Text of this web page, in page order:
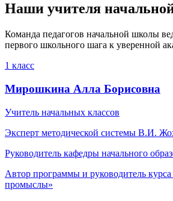
Наши учителя
Команда педагогов начальной школы
первого школьного шага к уверенной
1 класс
Мирошкина Алла Борисовна
Учитель начальных классов
Эксперт методической системы В.И.
Руководитель кафедры начального
Автор программы и руководитель
промыслы»